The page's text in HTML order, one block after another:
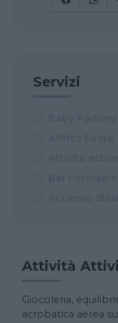
Servizi
Attività
Giocoleria,
acrobatica aerea